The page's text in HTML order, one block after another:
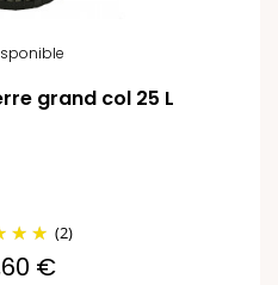
grand col 25 L
(2)
€